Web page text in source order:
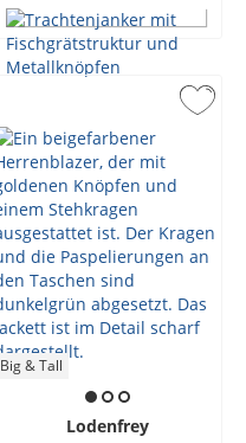
Big & Tall
Lodenfrey